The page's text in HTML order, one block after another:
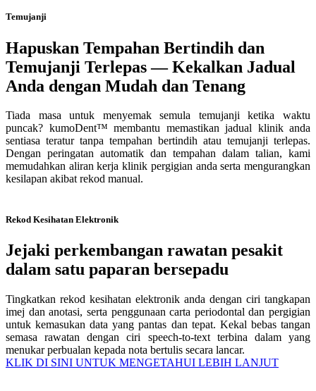
Temujanji
Hapuskan Tempahan Bertindih dan
Temujanji Terlepas — Kekalkan Jadual
Anda dengan Mudah dan Tenang
Tiada masa untuk menyemak semula temujanji ketika waktu
puncak? kumoDent™ membantu memastikan jadual klinik anda
sentiasa teratur tanpa tempahan bertindih atau temujanji terlepas.
Dengan peringatan automatik dan tempahan dalam talian, kami
memudahkan aliran kerja klinik pergigian anda serta mengurangkan
kesilapan akibat rekod manual.
Rekod Kesihatan Elektronik
Jejaki perkembangan rawatan pesakit
dalam satu paparan bersepadu
Tingkatkan rekod kesihatan elektronik anda dengan ciri tangkapan
imej dan anotasi, serta penggunaan carta periodontal dan pergigian
untuk kemasukan data yang pantas dan tepat. Kekal bebas tangan
semasa rawatan dengan ciri speech-to-text terbina dalam yang
menukar perbualan kepada nota bertulis secara lancar.
KLIK DI SINI UNTUK MENGETAHUI LEBIH LANJUT